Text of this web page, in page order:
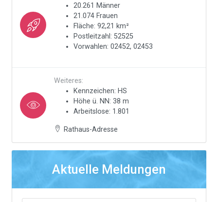
20.261 Männer
21.074 Frauen
Fläche: 92,21 km²
Postleitzahl: 52525
Vorwahlen: 02452, 02453
Weiteres:
Kennzeichen: HS
Höhe ü. NN: 38 m
Arbeitslose: 1.801
Rathaus-Adresse
Aktuelle Meldungen